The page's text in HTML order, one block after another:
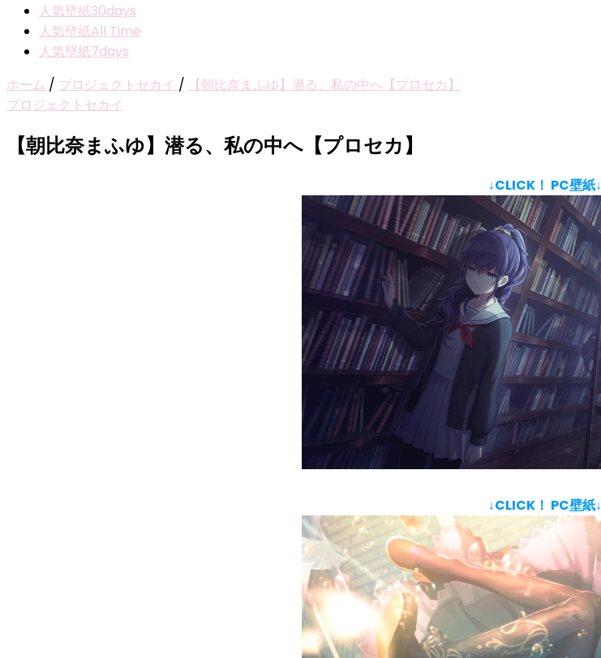
人気壁紙30days
人気壁紙All Time
人気壁紙7days
ホーム / プロジェクトセカイ /
【朝比奈まふゆ】潜る、私の中へ【プロセカ】
プロジェクトセカイ
【朝比奈まふゆ】潜る、私の中へ【プロセカ】
↓CLICK！ PC壁紙↓
↓CLICK！ PC壁紙↓